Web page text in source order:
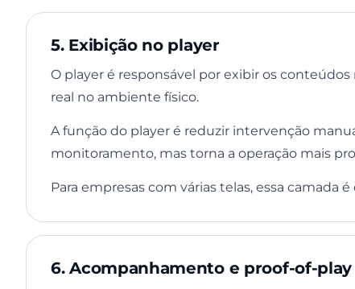
5. Exibição no player
O player é responsável por exibir os
real no ambiente físico.
A função do player é reduzir intervenção
monitoramento, mas torna a operação mais
Para empresas com várias telas, essa camada
6. Acompanhamento e proof-of-play